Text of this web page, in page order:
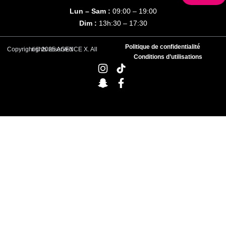
Lun – Sam : 09:00 – 19:00
Dim : 13h:30 – 17:30
Copyright © 2025 AGENCE X. All rights reserved
Politique de confidentialité
Conditions d’utilisations